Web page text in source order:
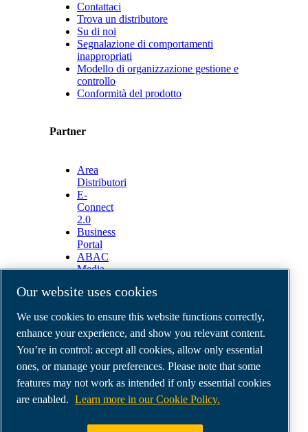
Contattaci
Trova un distributore
Su di noi
Segnalazione di comportamenti
inappropriati
Modello di organizzazione gestione e
controllo
Conformità del prodotto
Partner
Area
Distributori
E-
Connect
2.0
Business
Portal
ABAC
Media
Legal & Privacy Notices
Order return form
Order claim form
Manage cookies
ABAC Italia | MultiAir Italia S.r.l. Società a
Our website uses cookies
We use cookies to ensure this website functions correctly,
enhance your experience, and show you relevant content.
You’re in control: accept all cookies, allow only essential
ones, or manage your preferences. Please note that some
features may not work as intended if only essential cookies
are enabled. Learn more in our Cookie Policy.